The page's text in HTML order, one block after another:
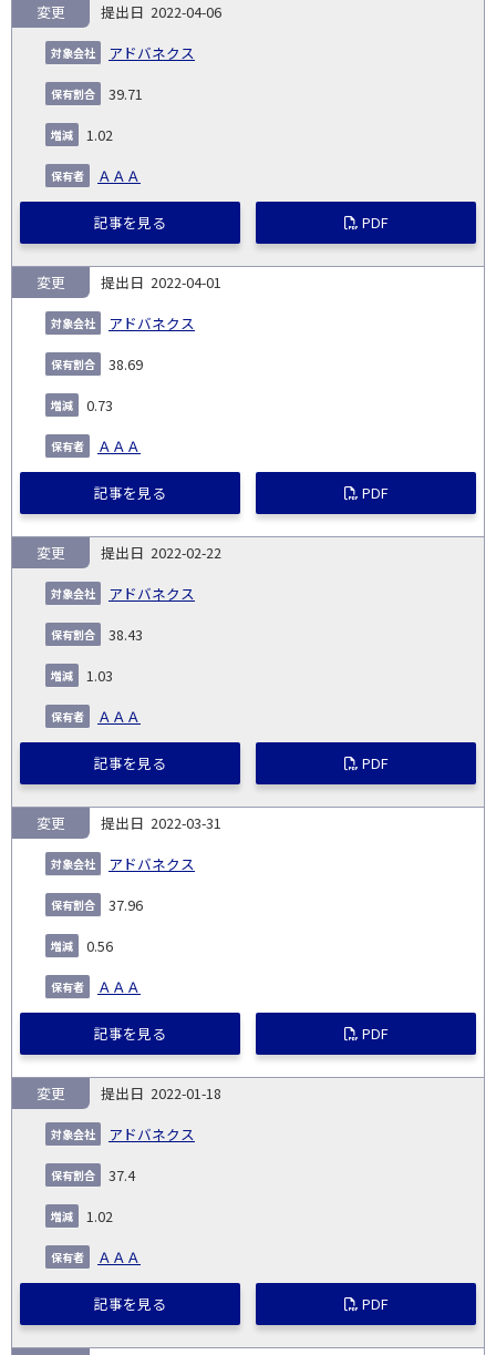
2022-04-06
アドバネクス
変更
39.71
1.02
ＡＡＡ
記事を見る PDF
2022-04-01
アドバネクス
変更
38.69
0.73
ＡＡＡ
記事を見る PDF
2022-02-22
アドバネクス
変更
38.43
1.03
ＡＡＡ
記事を見る PDF
2022-03-31
アドバネクス
変更
37.96
0.56
ＡＡＡ
記事を見る PDF
2022-01-18
アドバネクス
変更
37.4
1.02
ＡＡＡ
記事を見る PDF